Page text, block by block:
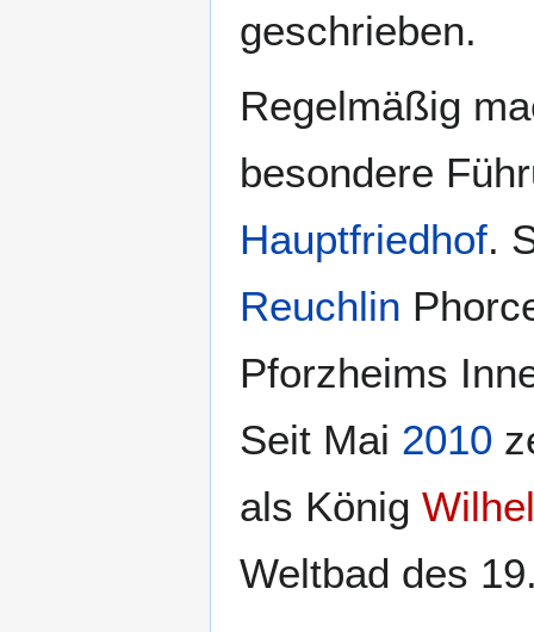
geschrieben.
Regelmäßig
besondere
Hauptfriedhof.
Reuchlin
Pforzheims
Seit Mai 2010
als König
Weltbad des